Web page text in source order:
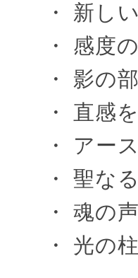
・ 新し
・ 感度
・ 影の
・ 直感
・ アー
・ 聖な
・ 魂の
・ 光の